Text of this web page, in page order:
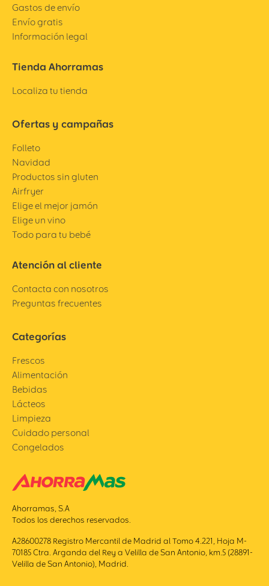
Gastos de envío
Envío gratis
Información legal
Tienda Ahorramas
Localiza tu tienda
Ofertas y campañas
Folleto
Navidad
Productos sin gluten
Airfryer
Elige el mejor jamón
Elige un vino
Todo para tu bebé
Atención al cliente
Contacta con nosotros
Preguntas frecuentes
Categorías
Frescos
Alimentación
Bebidas
Lácteos
Limpieza
Cuidado personal
Congelados
Ahorramas, S.A
Todos los derechos reservados.
A28600278 Registro Mercantil de Madrid al Tomo 4.221, Hoja M-
70185 Ctra. Arganda del Rey a Velilla de San Antonio, km.5 (28891-
Velilla de San Antonio), Madrid.